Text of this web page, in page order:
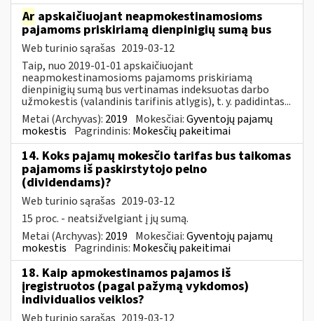
Ar apskaičiuojant neapmokestinamosioms
pajamoms priskiriamą dienpinigių sumą bus
Web turinio sąrašas 2019-03-12
Taip, nuo 2019-01-01 apskaičiuojant
neapmokestinamosioms pajamoms priskiriamą
dienpinigių sumą bus vertinamas indeksuotas darbo
užmokestis (valandinis tarifinis atlygis), t. y. padidintas...
Metai (Archyvas): 2019 Mokesčiai:Gyventojų pajamų
mokestis Pagrindinis: Mokesčių pakeitimai
14. Koks pajamų mokesčio tarifas bus taikomas
pajamoms iš paskirstytojo pelno
(dividendams)?
Web turinio sąrašas 2019-03-12
15 proc. - neatsižvelgiant į jų sumą.
Metai (Archyvas): 2019 Mokesčiai:Gyventojų pajamų
mokestis Pagrindinis: Mokesčių pakeitimai
18. Kaip apmokestinamos pajamos iš
įregistruotos (pagal pažymą vykdomos)
individualios veiklos?
Web turinio sąrašas 2019-03-12